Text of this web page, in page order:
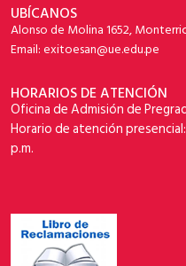
UBÍCANOS
Alonso de Molina 1652,
Email: exitoesan@ue.edu.pe
HORARIOS DE ATENCIÓN
Oficina de Admisión de
Horario de atención
p.m.